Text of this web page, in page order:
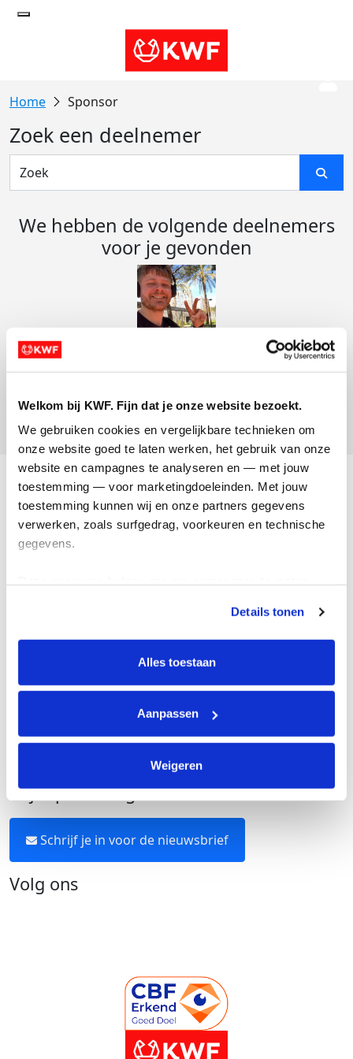
Welkom bij KWF. Fijn dat je onze website bezoekt.
We gebruiken cookies en vergelijkbare technieken om
onze website goed te laten werken, het gebruik van onze
website en campagnes te analyseren en — met jouw
toestemming — voor marketingdoeleinden. Met jouw
toestemming kunnen wij en onze partners gegevens
verwerken, zoals surfgedrag, voorkeuren en technische
gegevens.
tonen. Je kunt je toestemming op elk moment wijzigen of
intrekken via Cookie instellingen onderaan de pagina. De
lijst met cookies is te vinden in het tabblad “details”.
Details tonen
Alles toestaan
Aanpassen
Weigeren
Sponsor
Zoek een deelnemer
We hebben de volgende deelnemers
voor je gevonden
Opgehaald:
€842
Acties
Actiematerialen
Evenementen
Privacyverklaring
Cookie instellingen
Algemene voorwaarden
Over KWF Kankerbestrijding
Blijf op de hoogte
Schrijf je in voor de nieuwsbrief
Volg ons